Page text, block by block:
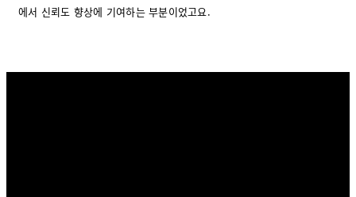
에서 신뢰도 향상에 기여하는 부분이었고요.